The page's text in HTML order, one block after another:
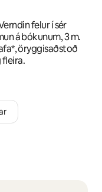
felur í sér
á bókunum, 3 m.
öryggisaðstoð
fleira.